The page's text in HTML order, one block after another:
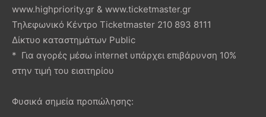
www.highpriority.gr & www.ticketmaster.gr
Τηλεφωνικό Kέντρο Ticketmaster 210 893 8111
Δίκτυο καταστημάτων Public
* Για αγορές μέσω internet υπάρχει επιβάρυνση 10%
στην τιμή του εισιτηρίου
Φυσικά σημεία προπώλησης: